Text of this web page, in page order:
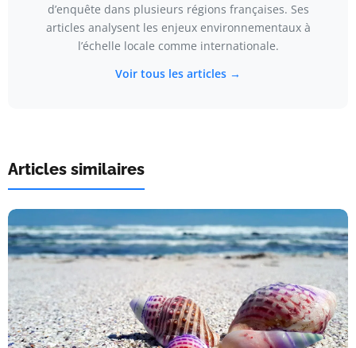
d’enquête dans plusieurs régions françaises. Ses
articles analysent les enjeux environnementaux à
l’échelle locale comme internationale.
Voir tous les articles →
Articles similaires